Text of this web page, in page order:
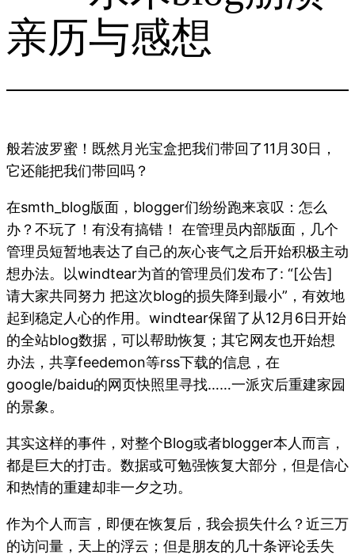
亲历与感想
般若波罗蜜！既然月光宝盒把我们带回了11月30日，
它还能把我们带回吗？
在smth_blog版面，blogger们纷纷跑来哀叹：怎么
办？不玩了！有没有搞错！ 在管理员内部版面，几个
管理员短暂地表达了自己的灰心丧气之后开始积极主动
想办法。以windtear为首的管理员们发布了: “[公告]
请大家共同努力 把这次blog的损失降到最小”，有效地
起到稳定人心的作用。windtear保留了从12月6日开始
的全站blog数据，可以帮助恢复；其它网友也开始想
办法，共享feedemon等rss下载的信息，在
google/baidu的网页快照里寻找……一派灾后重建家园
的景象。
其实这样的事件，对整个Blog或者blogger本人而言，
都是巨大的打击。数据或可勉强恢复大部分，但是信心
和热情的重建却非一夕之功。
作为个人而言，即便在恢复后，我会损失什么？近三万
的访问量，天上的浮云；但是朋友的几十条评论丢失